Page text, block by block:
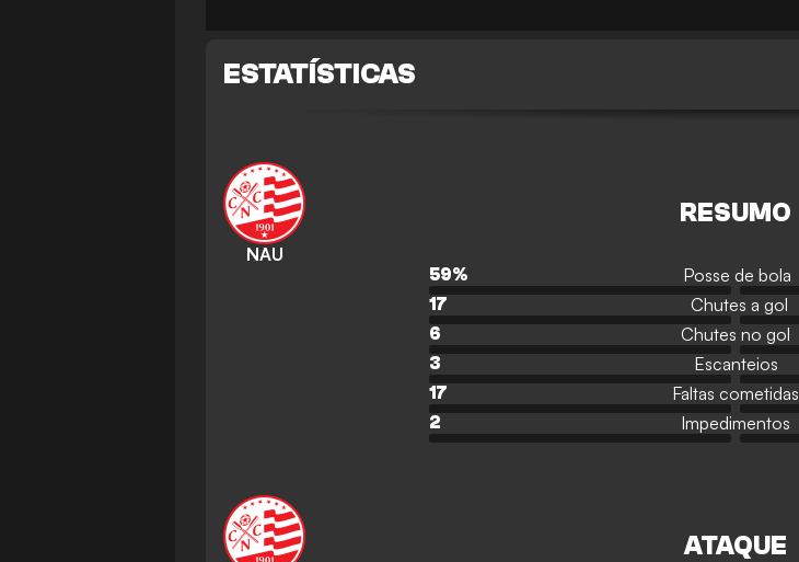
ESTATÍSTICAS
NAU
RESUMO
59% Posse de bola
17
Chutes a gol
6
Chutes no gol
3
Escanteios
17
Faltas cometidas
2
Impedimentos
ATAQUE